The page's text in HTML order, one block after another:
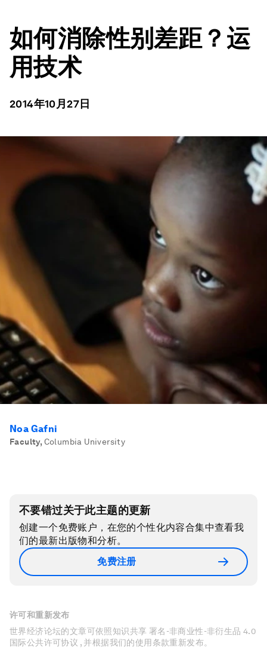
如何消除性别差距？运
用技术
2014年10月27日
Noa Gafni
Faculty, Columbia University
不要错过关于此主题的更新
创建一个免费账户，在您的个性化内容合集中查看我
们的最新出版物和分析。
免费注册
许可和重新发布
世界经济论坛的文章可依照知识共享 署名-非商业性-非衍生品 4.0
国际公共许可协议 , 并根据我们的使用条款重新发布。